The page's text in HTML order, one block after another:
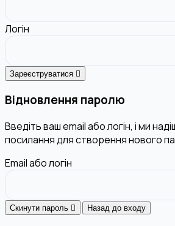
Логін
Зареєструватися
Відновлення паролю
Введіть ваш email або логін, і ми
посилання для створення нового
Email або логін
Скинути пароль Назад до входу